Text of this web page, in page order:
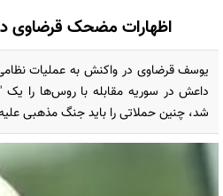
اظهارات مضحک قرضاوی
یوسف قرضاوی در واکنش به عملیات نظامی
داعش در سوریه مقابله با روس‌ها را
شد‌، چنین حملاتی را باید جنگ مذهبی